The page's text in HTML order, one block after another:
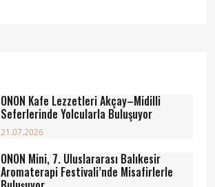
ONON Kafe Lezzetleri Akçay–Midilli
Seferlerinde Yolcularla Buluşuyor
21.07.2026
ONON Mini, 7. Uluslararası Balıkesir
Aromaterapi Festivali’nde Misafirlerle